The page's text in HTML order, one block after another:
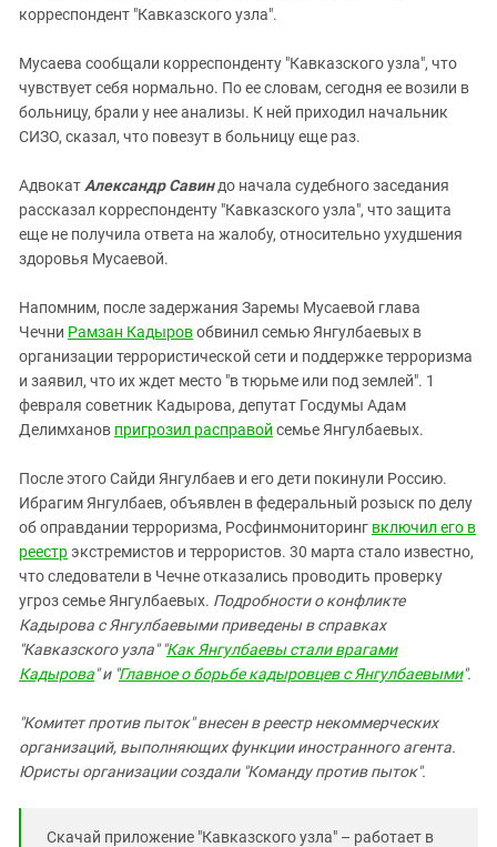
корреспондент "Кавказского узла".
Мусаева сообщали корреспонденту "Кавказского узла", что
чувствует себя нормально. По ее словам, сегодня ее возили в
больницу, брали у нее анализы. К ней приходил начальник
СИЗО, сказал, что повезут в больницу еще раз.
Адвокат Александр Савиндо начала судебного заседания
рассказал корреспонденту "Кавказского узла", что защита
еще не получила ответа на жалобу, относительно ухудшения
здоровья Мусаевой.
Напомним, после задержания Заремы Мусаевой глава
Чечни Рамзан Кадыровобвинил семью Янгулбаевых в
организации террористической сети и поддержке терроризма
и заявил, что их ждет место "в тюрьме или под землей". 1
февраля советник Кадырова, депутат Госдумы Адам
Делимханов пригрозил расправой семье Янгулбаевых.
После этого Сайди Янгулбаев и его дети покинули Россию.
Ибрагим Янгулбаев, объявлен в федеральный розыск по делу
об оправдании терроризма, Росфинмониторинг включил его в
реестрэкстремистов и террористов. 30 марта стало известно,
что следователи в Чечне отказались проводить проверку
угроз семье Янгулбаевых. Подробности о конфликте
Кадырова с Янгулбаевыми приведены в справках
"Кавказского узла" "Как Янгулбаевы стали врагами
Кадырова" и "Главное о борьбе кадыровцев с Янгулбаевыми".
"Комитет против пыток" внесен в реестр некоммерческих
организаций, выполняющих функции иностранного агента.
Юристы организации создали "Команду против пыток".
Скачай приложение "Кавказского узла" – работает в